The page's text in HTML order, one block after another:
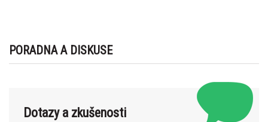
PORADNA A DISKUSE
Dotazy a zkušenosti